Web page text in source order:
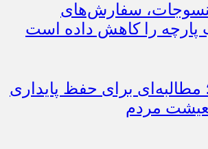
سفارش‌های
پارچه را کاهش داده است
مطالبه‌ای برای حفظ پایداری
مردم